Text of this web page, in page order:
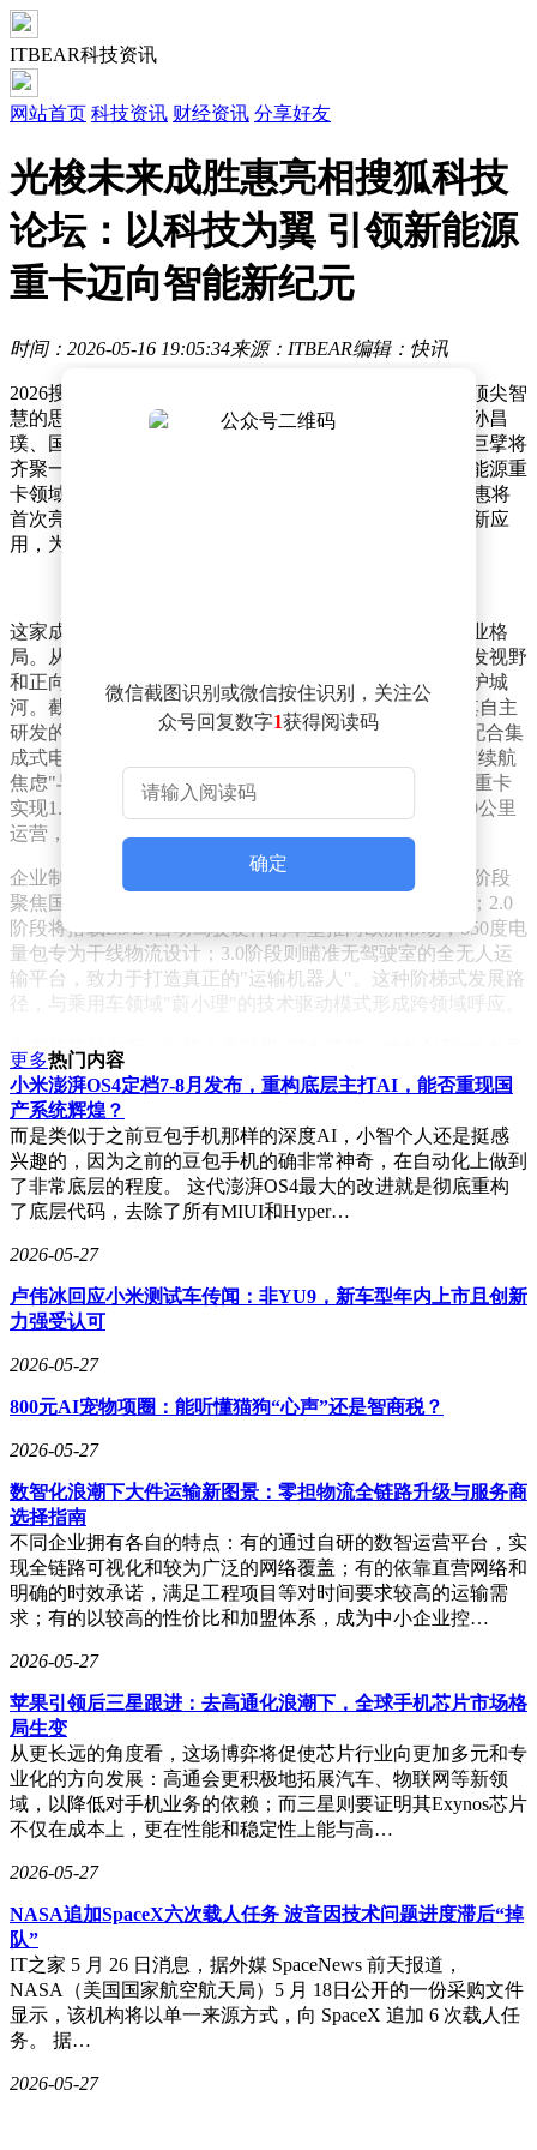
ITBEAR科技资讯
网站首页 科技资讯 财经资讯 分享好友
光梭未来成胜惠亮相搜狐科技
论坛：以科技为翼 引领新能源
重卡迈向智能新纪元
时间：2026-05-16 19:05:34来源：ITBEAR编辑：快讯
2026搜狐科技年度论坛即将在北京拉开帷幕，这场汇聚顶尖智
慧的思想盛宴吸引了科技界广泛关注。中国科学院院士孙昌
璞、国际知名数学家张益唐、理论物理学家李淼等学术巨擘将
齐聚一堂，共同探讨科技前沿趋势。值得关注的是，新能源重
卡领域的新锐力量——光梭未来BULLETRUX总裁成胜惠将
首次亮相论坛，与科学家们共话AI在运输工具领域的创新应
用，为行业带来新能源重卡视角的深度思考。
这家成立仅15个月的重卡企业，正以惊人的速度重塑行业格
局。从苏州工业园区走出的光梭未来，凭借全球化的研发视野
和正向开发理念，在新能源重卡领域构建起独特的技术护城
河。截至目前，企业已累计获得超过100项核心专利，其自主
研发的CTC电池底盘一体化技术将整车重心降低15%，配合集
成式电驱桥的轻量化设计，有效解决了行业长期存在的"续航
焦虑"与"载重损耗"难题。这种技术突破使得"来福"纯电重卡
实现1.12kWh/公里的超低电耗，15分钟快充即可支撑100公里
运营，上市即完成规模化交付。
企业制定的"三步走"战略展现出清晰的全球化布局：1.0阶段
聚焦国内市场，通过定制化生态方案满足多元场景需求；2.0
阶段将搭载L3/L4自动驾驶硬件的车型推向欧洲市场，850度电
量包专为干线物流设计；3.0阶段则瞄准无驾驶室的全无人运
输平台，致力于打造真正的"运输机器人"。这种阶梯式发展路
径，与乘用车领域"蔚小理"的技术驱动模式形成跨领域呼应。
在市场拓展方面，光梭未来采用"国内筑基、海外创利"的差异
化策略。国内市场通过模块化设计提供个性化解决方案，覆盖
港口、矿山、城市配送等全场景；海外市场则依托"一带一
路"倡议，从中东起步逐步推进欧洲认证，实现从整车出口到
本地化组装的产业链延伸。这种双轮驱动模式，配合电驱桥、
线控底盘等核心部件的自研自产，构建起"整车+零部件+解决
方案"的多元盈利体系。
企业掌舵者成胜惠的复合型背景为科技转型提供了关键支撑。
这位拥有白俄罗斯国家科学院车辆工程博士学位、维多利亚大
学MBA学位的创业者，兼具清华科创CEO特训经历和连续创
业成功经验。其主导的卡奈特新能源、苇渡科技等项目，覆盖
+产业实战+创业经验"的独特组合，在商用车领域尤为罕见。
技术团队的国际化构成同样引人注目。CTO马爱国曾担任比
亚迪商用车研究院电动技术中心总监，拥有18年三电系统全链
条研发经验；核心成员多来自百度、图森未来等自动驾驶科技
企业，形成"传统重卡+智能科技"的跨界融合。这种人才结构
使得光梭未来在L5级自动驾驶研发和全球化生态构建方面具
备显著优势，为其挑战传统重卡格局奠定基础。
当行业仍在争论"油改电"技术路线时，光梭未来已将战略锚点
投向智能驾驶与全球生态。从苏州研发中心到北京科技论坛，
输装备正从"功能机器"向"智能终端"的范式转变。这种转变或
将重新定义重卡行业的竞争维度，为全球物流运输带来革命性
变革。
微信截图识别或微信按住识别，关注公
众号回复数字1获得阅读码
确定
更多热门内容
小米澎湃OS4定档7-8月发布，重构底层主打AI，能否重现国
产系统辉煌？
而是类似于之前豆包手机那样的深度AI，小智个人还是挺感
兴趣的，因为之前的豆包手机的确非常神奇，在自动化上做到
了非常底层的程度。 这代澎湃OS4最大的改进就是彻底重构
了底层代码，去除了所有MIUI和Hyper…
2026-05-27
卢伟冰回应小米测试车传闻：非YU9，新车型年内上市且创新
力强受认可
2026-05-27
800元AI宠物项圈：能听懂猫狗“心声”还是智商税？
2026-05-27
数智化浪潮下大件运输新图景：零担物流全链路升级与服务商
选择指南
不同企业拥有各自的特点：有的通过自研的数智运营平台，实
现全链路可视化和较为广泛的网络覆盖；有的依靠直营网络和
明确的时效承诺，满足工程项目等对时间要求较高的运输需
求；有的以较高的性价比和加盟体系，成为中小企业控…
2026-05-27
苹果引领后三星跟进：去高通化浪潮下，全球手机芯片市场格
局生变
从更长远的角度看，这场博弈将促使芯片行业向更加多元和专
业化的方向发展：高通会更积极地拓展汽车、物联网等新领
域，以降低对手机业务的依赖；而三星则要证明其Exynos芯片
不仅在成本上，更在性能和稳定性上能与高…
2026-05-27
NASA追加SpaceX六次载人任务 波音因技术问题进度滞后“掉
队”
IT之家 5 月 26 日消息，据外媒 SpaceNews 前天报道，
NASA（美国国家航空航天局）5 月 18日公开的一份采购文件
显示，该机构将以单一来源方式，向 SpaceX 追加 6 次载人任
务。 据…
2026-05-27